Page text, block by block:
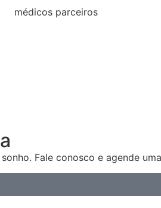
Fale conosco e agende